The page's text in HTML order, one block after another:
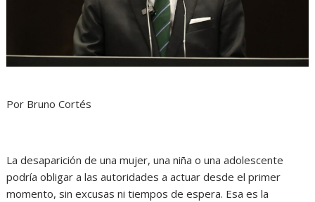
Por Bruno Cortés
La desaparición de una mujer, una niña o una adolescente
podría obligar a las autoridades a actuar desde el primer
momento, sin excusas ni tiempos de espera. Esa es la